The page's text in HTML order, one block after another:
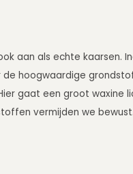
aan als echte kaarsen.
hoogwaardige
gaat een groot waxine
vermijden we